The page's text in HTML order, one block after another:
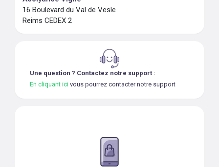
16 Boulevard du Val de Vesle
Reims CEDEX 2
Une question ? Contactez notre support :
En cliquant ici vous pourrez contacter notre support